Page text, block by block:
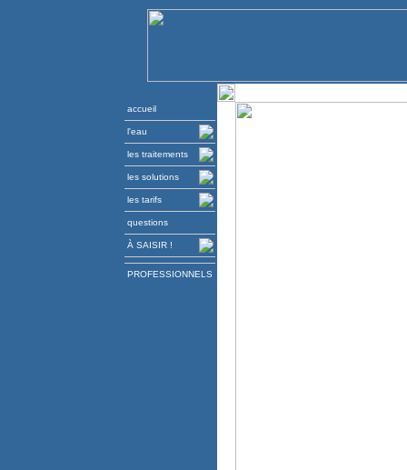
accueil
l'eau
les traitements
les solutions
les tarifs
questions
À SAISIR !
PROFESSIONNELS